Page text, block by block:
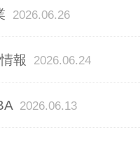
2026.06.26
報 2026.06.24
2026.06.13